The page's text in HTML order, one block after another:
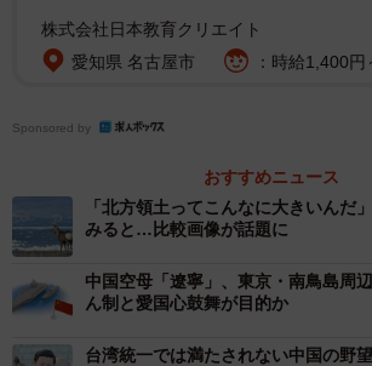
られる。ベネズエラは地質学的には比類
りながら、長年の放漫経営と経済制裁に
迷するベネズエラの産油能力を米国の資
石にすることを意図したのである。かつ
よって没収された米企業の資産回収や、
インフラ運営の再開は、米国にとって資
同時に、自国の経済的権益を最優先する
った。
株式会社日本教育クリエイト
愛知県 名古屋市
：時給1,400円
Sponsored by
おすすめニュース
「北方領土ってこんなに大きいんだ
みると…比較画像が話題に
中国空母「遼寧」、東京・南鳥島周
ん制と愛国心鼓舞が目的か
台湾統一では満たされない中国の野